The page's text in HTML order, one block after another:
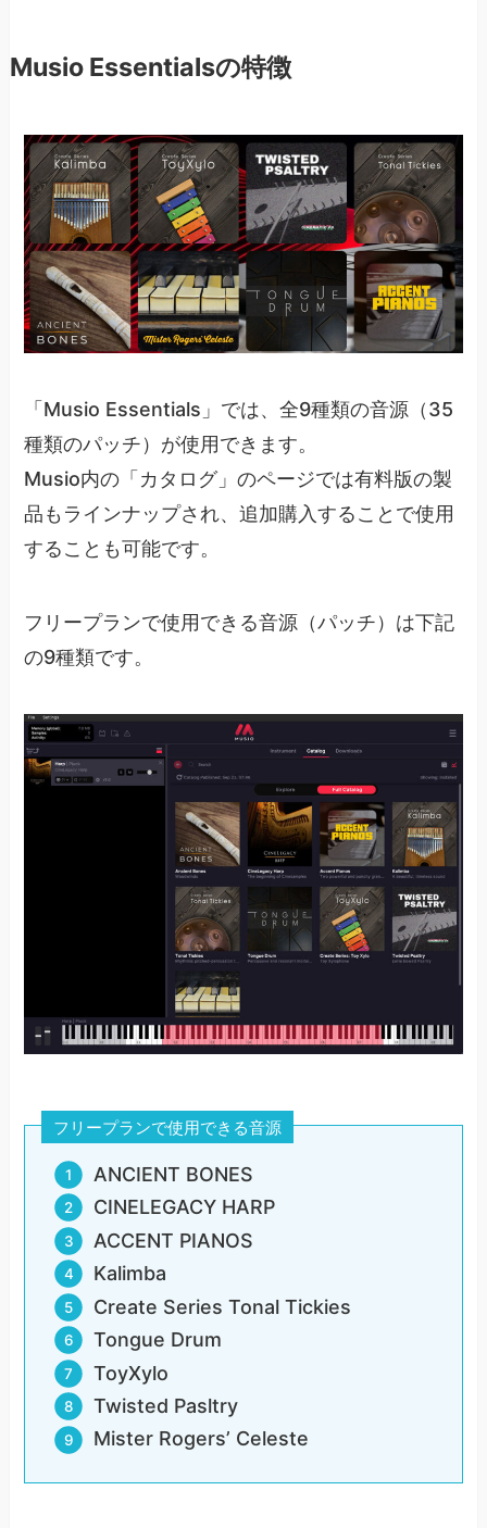
Musio Essentialsの特徴
「Musio Essentials」では、全9種類の音源（35
種類のパッチ）が使用できます。
Musio内の「カタログ」のページでは有料版の製
品もラインナップされ、追加購入することで使用
することも可能です。
フリープランで使用できる音源（パッチ）は下記
の9種類です。
フリープランで使用できる音源
ANCIENT BONES
CINELEGACY HARP
ACCENT PIANOS
Kalimba
Create Series Tonal Tickies
Tongue Drum
ToyXylo
Twisted Pasltry
Mister Rogers’ Celeste